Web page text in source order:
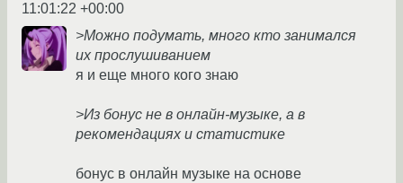
11:01:22 +00:00
>Можно подумать, много кто занимался
их прослушиванием
я и еще много кого знаю
>Из бонус не в онлайн-музыке, а в
рекомендациях и статистике
бонус в онлайн музыке на основе